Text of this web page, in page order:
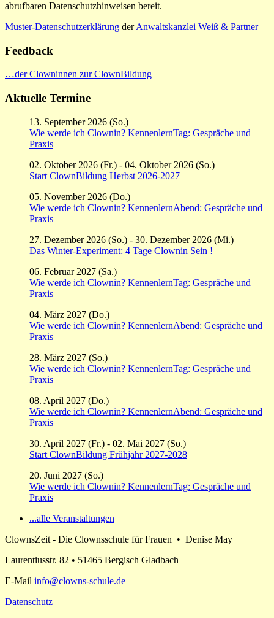
abrufbaren Datenschutzhinweisen bereit.
Muster-Datenschutzerklärung derAnwaltskanzlei Weiß & Partner
Feedback
…der Clowninnen zur ClownBildung
Aktuelle Termine
13. September 2026 (So.)
Wie werde ich Clownin? KennenlernTag: Gespräche und
Praxis
02. Oktober 2026 (Fr.) - 04. Oktober 2026 (So.)
Start ClownBildung Herbst 2026-2027
05. November 2026 (Do.)
Wie werde ich Clownin? KennenlernAbend: Gespräche und
Praxis
27. Dezember 2026 (So.) - 30. Dezember 2026 (Mi.)
Das Winter-Experiment: 4 Tage Clownin Sein !
06. Februar 2027 (Sa.)
Wie werde ich Clownin? KennenlernTag: Gespräche und
Praxis
04. März 2027 (Do.)
Wie werde ich Clownin? KennenlernAbend: Gespräche und
Praxis
28. März 2027 (So.)
Wie werde ich Clownin? KennenlernTag: Gespräche und
Praxis
08. April 2027 (Do.)
Wie werde ich Clownin? KennenlernAbend: Gespräche und
Praxis
30. April 2027 (Fr.) - 02. Mai 2027 (So.)
Start ClownBildung Frühjahr 2027-2028
20. Juni 2027 (So.)
Wie werde ich Clownin? KennenlernTag: Gespräche und
Praxis
...alle Veranstaltungen
ClownsZeit - Die Clownsschule für Frauen • Denise May
Laurentiusstr. 82 • 51465 Bergisch Gladbach
E-Mail info@clowns-schule.de
Datenschutz